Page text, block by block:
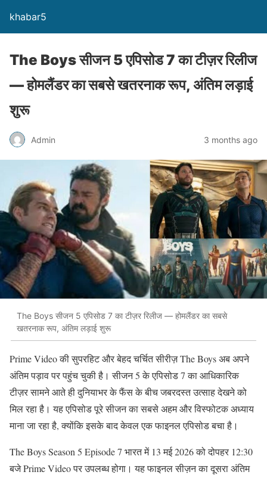
khabar5
The Boys सीजन 5 एपिसोड 7 का टीज़र रिलीज
— होमलैंडर का सबसे खतरनाक रूप, अंतिम लड़ाई
शुरू
Admin 3 months ago
The Boys सीजन 5 एपिसोड 7 का टीज़र रिलीज — होमलैंडर का सबसे
खतरनाक रूप, अंतिम लड़ाई शुरू
Prime Videoकी सुपरहिट और बेहद चर्चित सीरीज़The Boysअब अपने
अंतिम पड़ाव पर पहुंच चुकी है। सीजन 5 के एपिसोड 7 का आधिकारिक
टीज़र सामने आते ही दुनियाभर के फैंस के बीच जबरदस्त उत्साह देखने को
मिल रहा है। यह एपिसोड पूरे सीजन का सबसे अहम और विस्फोटक अध्याय
माना जा रहा है, क्योंकि इसके बाद केवल एक फाइनल एपिसोड बचा है।
The Boys Season 5 Episode 7 भारत में 13 मई 2026 को दोपहर 12:30
बजे Prime Video पर उपलब्ध होगा। यह फाइनल सीज़न का दूसरा अंतिम